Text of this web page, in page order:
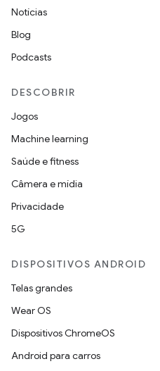
Notícias
Blog
Podcasts
DESCOBRIR
Jogos
Machine learning
Saúde e fitness
Câmera e mídia
Privacidade
5G
DISPOSITIVOS ANDROID
Telas grandes
Wear OS
Dispositivos ChromeOS
Android para carros